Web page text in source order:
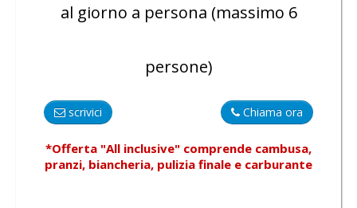
al giorno a persona (massimo 6
persone)
Chiama ora
scrivici
*Offerta "All inclusive" comprende cambusa,
pranzi, biancheria, pulizia finale e carburante